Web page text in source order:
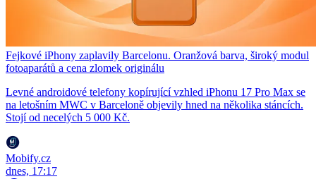
Fejkové iPhony zaplavily Barcelonu. Oranžová barva, široký modul
fotoaparátů a cena zlomek originálu
Levné androidové telefony kopírující vzhled iPhonu 17 Pro Max se
na letošním MWC v Barceloně objevily hned na několika stáncích.
Stojí od necelých 5 000 Kč.
Mobify.cz
dnes, 17:17